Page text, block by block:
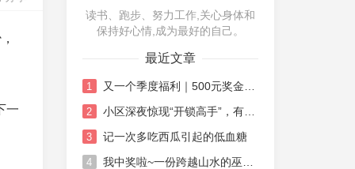
一
读书、跑步、努力工作,关心身体和
保持好心情,成为最好的自己。
最近文章
1
2 小区深夜惊现“开锁高手”，有点唏嘘也有点感慨
3 记一次多吃西瓜引起的低血糖
4